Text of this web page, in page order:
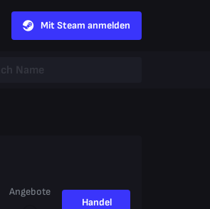
Mit Steam anmelden
Angebote
Handel